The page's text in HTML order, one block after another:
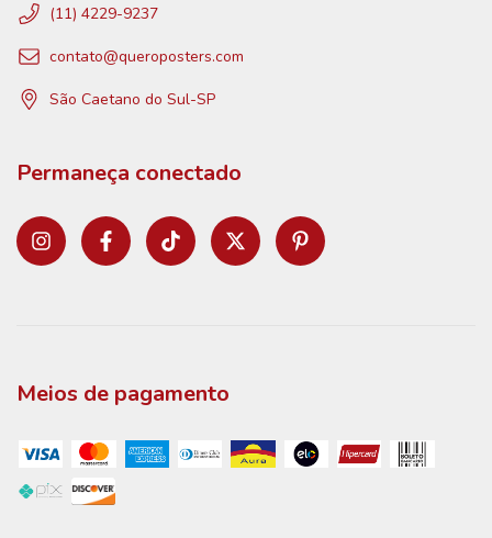
(11) 4229-9237
contato@queroposters.com
São Caetano do Sul-SP
Permaneça conectado
Meios de pagamento